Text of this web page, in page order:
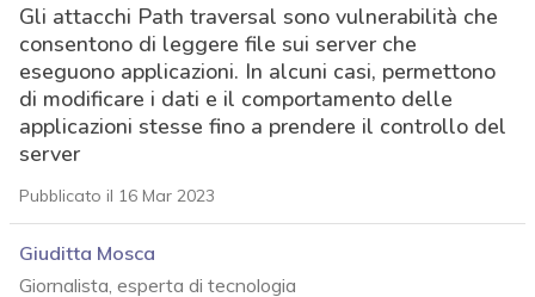
Gli attacchi Path traversal sono vulnerabilità che
consentono di leggere file sui server che
eseguono applicazioni. In alcuni casi, permettono
di modificare i dati e il comportamento delle
applicazioni stesse fino a prendere il controllo del
server
Pubblicato il 16 Mar 2023
Giuditta Mosca
Giornalista, esperta di tecnologia